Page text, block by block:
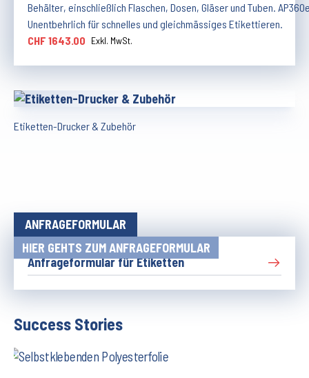
Behälter, einschließlich Flaschen, Dosen, Gläser und Tuben.
Unentbehrlich für schnelles und gleichmässiges Etikettieren.
CHF 1643.00 Exkl. MwSt.
Etiketten-Drucker & Zubehör
ANFRAGEFORMULAR
HIER GEHTS ZUM ANFRAGEFORMULAR
Anfrageformular für Etiketten
Success Stories